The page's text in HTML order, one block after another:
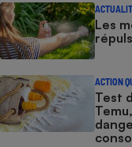
Les
ACTION
Test